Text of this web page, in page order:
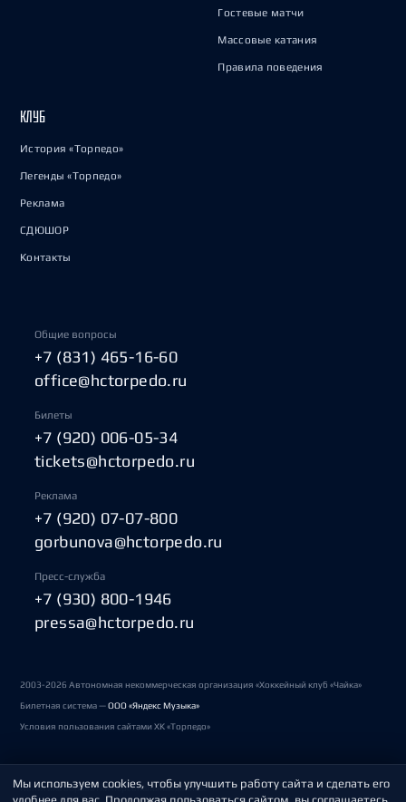
Гостевые матчи
Массовые катания
Правила поведения
КЛУБ
История «Торпедо»
Легенды «Торпедо»
Реклама
СДЮШОР
Контакты
Общие вопросы
+7 (831) 465-16-60
office@hctorpedo.ru
Билеты
+7 (920) 006-05-34
tickets@hctorpedo.ru
Реклама
+7 (920) 07-07-800
gorbunova@hctorpedo.ru
Пресс-служба
+7 (930) 800-1946
pressa@hctorpedo.ru
2003-2026 Автономная некоммерческая организация «Хоккейный клуб «Чайка»
Билетная система —ООО «Яндекс Музыка»
Условия пользования сайтами ХК «Торпедо»
Политика обработки персональных данных
Мы используем cookies, чтобы улучшить работу сайта и сделать его